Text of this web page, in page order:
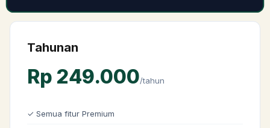
Tahunan
Rp 249.000/tahun
✓ Semua fitur Premium